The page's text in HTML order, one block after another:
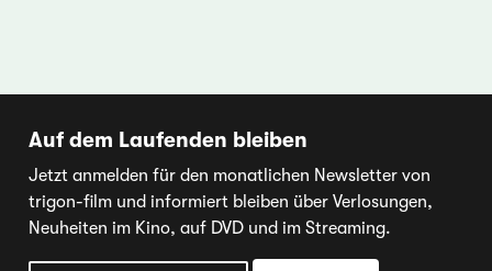
Auf dem Laufenden bleiben
Jetzt anmelden für den monatlichen Newsletter von
trigon-film und informiert bleiben über Verlosungen,
Neuheiten im Kino, auf DVD und im Streaming.